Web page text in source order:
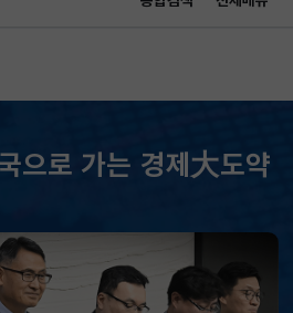
으로 가는 경제大도약
6258.77 37.61(하락)